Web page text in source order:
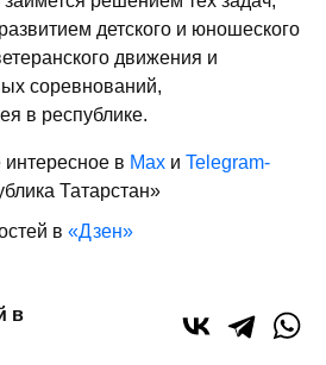
детского и юношеского
движения и
соревнований,
в республике.
в Max и Telegram-
Татарстан»
в «Дзен»
в